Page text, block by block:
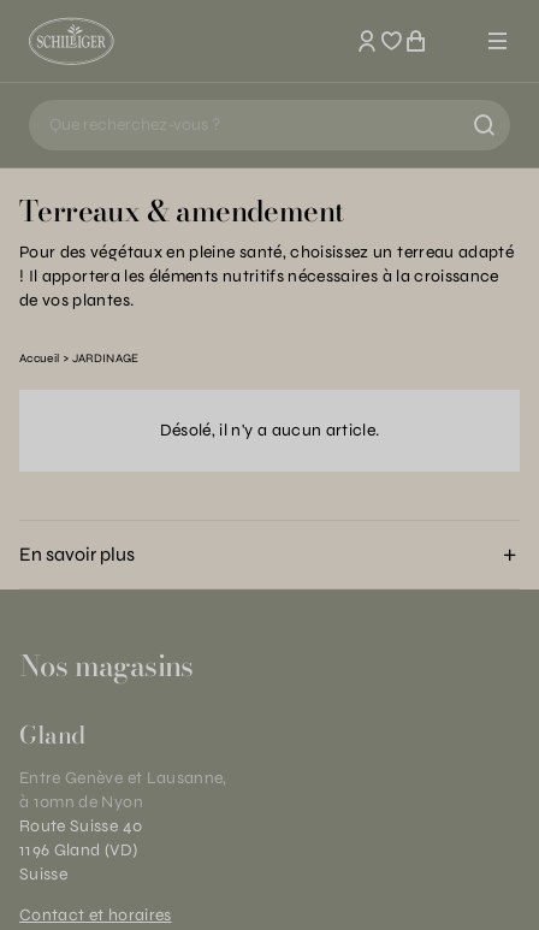
Mon compte
Terreaux & amendement
Pour des végétaux en pleine santé, choisissez un terreau adapté
! Il apportera les éléments nutritifs nécessaires à la croissance
de vos plantes.
Accueil JARDINAGE
Désolé, il n'y a aucun article.
En savoir plus
Nos magasins
Gland
Entre Genève et Lausanne,
à 10mn de Nyon
Route Suisse 40
1196 Gland (VD)
Suisse
Contact et horaires